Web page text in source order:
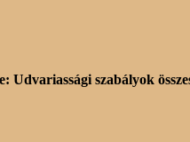
Udvariassági szabályok